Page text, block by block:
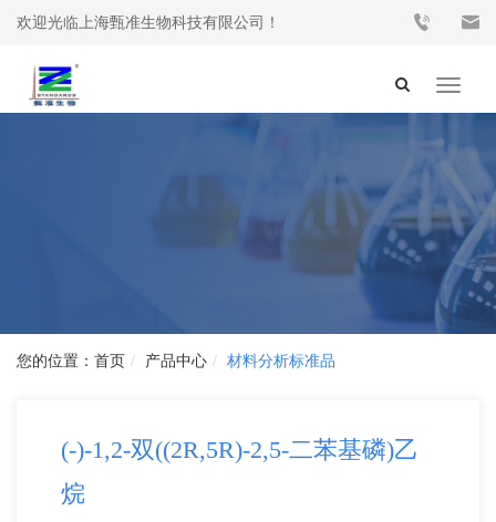
欢迎光临上海甄准生物科技有限公司！
Toggle
首页 产品中心 材料分析标准品
(-)-1,2-双((2R,5R)-2,5-二苯基磷)乙
烷